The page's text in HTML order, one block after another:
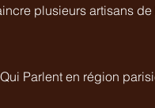
plusieurs artisans
Parlent en région